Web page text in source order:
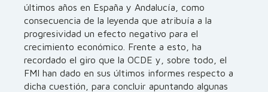
últimos años en España y Andalucía, como
consecuencia de la leyenda que atribuía a la
progresividad un efecto negativo para el
crecimiento económico. Frente a esto, ha
recordado el giro que la OCDE y, sobre todo, el
FMI han dado en sus últimos informes respecto a
dicha cuestión, para concluir apuntando algunas